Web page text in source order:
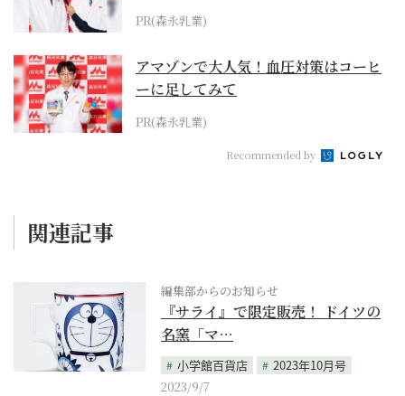
PR(森永乳業)
アマゾンで大人気！血圧対策はコーヒ
ーに足してみて
PR(森永乳業)
Recommended by
関連記事
編集部からのお知らせ
『サライ』で限定販売！ ドイツの
名窯「マ…
小学館百貨店
2023年10月号
2023/9/7